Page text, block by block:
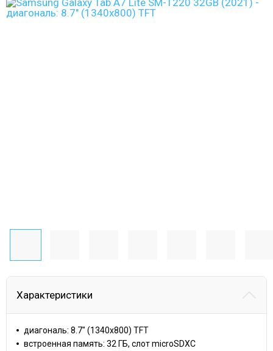
Характеристики
диагональ: 8.7" (1340x800) TFT
встроенная память: 32 ГБ, слот microSDXC